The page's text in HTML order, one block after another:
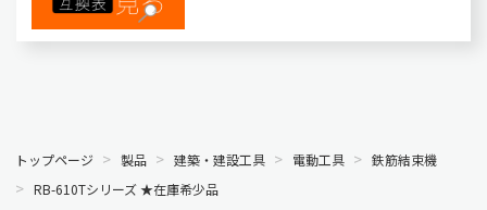
トップページ 製品 建築・建設工具 電動工具
鉄筋結束機
RB-610Tシリーズ ★在庫希少品